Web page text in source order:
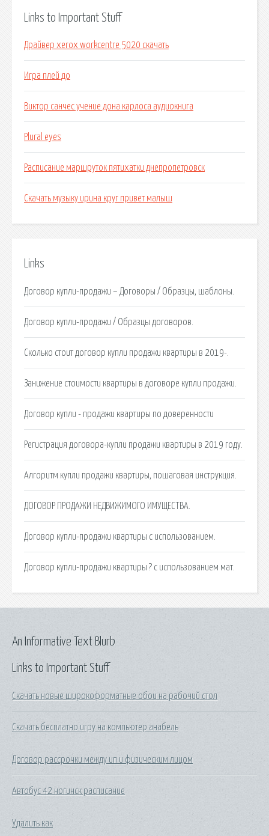
Links to Important Stuff
Драйвер xerox workcentre 5020 скачать
Игра плей до
Виктор санчес учение дона карлоса аудиокнига
Plural eyes
Расписание маршруток пятихатки днепропетровск
Скачать музыку ирина круг привет малыш
Links
Договор купли-продажи – Договоры / Образцы, шаблоны.
Договор купли-продажи / Образцы договоров.
Сколько стоит договор купли продажи квартиры в 2019-.
Занижение стоимости квартиры в договоре купли продажи.
Договор купли - продажи квартиры по доверенности
Регистрация договора-купли продажи квартиры в 2019 году.
Алгоритм купли продажи квартиры, пошаговая инструкция.
ДОГОВОР ПРОДАЖИ НЕДВИЖИМОГО ИМУЩЕСТВА.
Договор купли-продажи квартиры с использованием.
Договор купли-продажи квартиры ? с использованием мат.
Links to Important Stuff
Скачать новые широкоформатные обои на рабочий стол
Скачать бесплатно игру на компьютер анабель
Договор рассрочки между ип и физическим лицом
Автобус 42 ногинск расписание
Удалить как
An Informative Text Blurb